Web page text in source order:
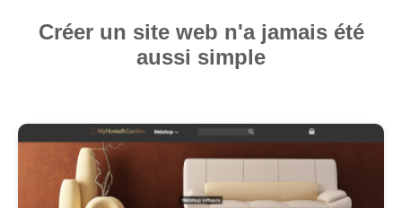
Contact
E-Boutique
Créer un site web n'a jamais été
aussi simple